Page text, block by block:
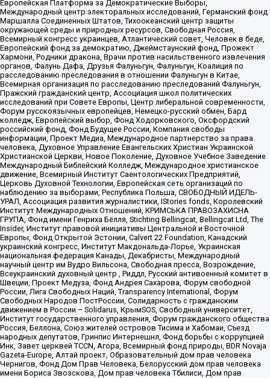
Европейская Платформа за Демократические Выборы,
Международный центр электоральных исследований, Германский фонд
Маршалла Соединенных Штатов, Тихоокеанский центр защиты
окружающей среды и природных ресурсов, Свободная Россия,
Всемирный конгресс украинцев, Атлантический совет, Человек в беде,
Европейский фонд за демократию, Джеймстаунский фонд, Прожект
Хармони, Родники дракона, Врачи против насильственного извлечения
органов, Фалунь Дафа, Друзья Фалуньгун, Фалуньгун, Коалиция по
расследованию преследования в отношении Фалуньгун в Китае,
Всемирная организация по расследованию преследований Фалуньгун,
Пражский гражданский центр, Ассоциация школ политических
исследований при Совете Европы, Центр либеральной современности,
Форум русскоязычных европейцев, Немецко-русский обмен, Бард
колледж, Европейский выбор, Фонд Ходорковского, Оксфордский
российский фонд, Фонд Будущее России, Компания свободы
информации, Проект Медиа, Международное партнерство за права
человека, Духовное Управление Евангельских Христиан Украинской
Христианской Церкви, Новое Поколение, Духовное Учебное Заведение
Международный Библейский Колледж, Международное христианское
движение, Всемирный Институт Саентологических Предприятий,
Церковь Духовной Технологии, Европейская сеть организаций по
наблюдению за выборами, Республика Польша, СВОБОДНЫЙ ИДЕЛЬ-
УРАЛ, Ассоциация развития журналистики, IStories fonds, Королевский
Институт Международных Отношений, КРИМСЬКА ПРАВОЗАХИСНА
ГРУПА, Фонд имени Генриха Бёлля, Stichting Bellingcat, Bellingcat Ltd, The
Insider, Институт правовой инициативы Центральной и Восточной
Европы, Фонд Открытой Эстонии, Calvert 22 Foundation, Канадский
украинский конгресс, Институт Макдональда-Лорье, Украинская
национальная федерация Канады, Декабристы, Международный
научный центр им Вудро Вильсона, Свободная пресса, Возрождение,
Всеукраинский духовный центр , Риддл, Русский антивоенный комитет в
Швеции, Проект Медуза, Фонд Андрея Сахарова, Форум свободной
России, Лига Свободных Наций, Transparеncy International, Форум
Свободных Народов ПостРоссии, Солидарность с гражданским
движением в России – Solidarus, КрымSOS, Свободный университет,
Институт государственного управления, Форум гражданского общества
Россия, Беллона, Союз жителей островов Тисима и Хабомаи, Съезд
народных депутатов, Гринпис Интернешнл, Фонд борьбы с коррупцией
Инк, Завет церквей TCCN, Агора, Всемирный фонд природы, BDR Novaja
Gazeta-Europe, Алтай проект, Образовательный дом прав человека
Чернигов, Фонд Дом Прав Человека, Белорусский дом прав человека
имени Бориса Звозскова, Дом прав человека Тбилиси, Дом прав